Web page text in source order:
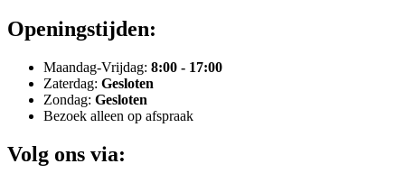
Openingstijden:
Maandag-Vrijdag: 8:00 - 17:00
Zaterdag: Gesloten
Zondag: Gesloten
Bezoek alleen op afspraak
Volg ons via: